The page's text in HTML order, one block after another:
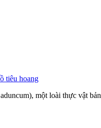
tiêu hoang
một loài thực vật bản